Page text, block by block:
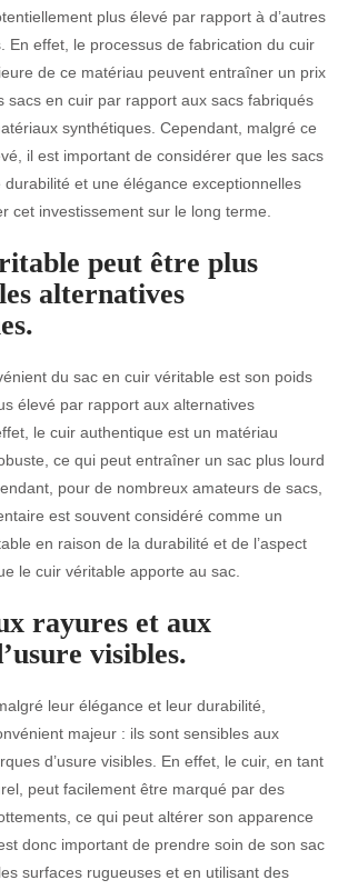
plus élevé par rapport à d’autres
En effet, le processus de fabrication du cuir
de ce matériau peuvent entraîner un prix
sacs en cuir par rapport aux sacs fabriqués
synthétiques. Cependant, malgré ce
il est important de considérer que les sacs
et une élégance exceptionnelles
cet investissement sur le long terme.
peut être plus
alternatives
du sac en cuir véritable est son poids
élevé par rapport aux alternatives
le cuir authentique est un matériau
ce qui peut entraîner un sac plus lourd
pour de nombreux amateurs de sacs,
est souvent considéré comme un
en raison de la durabilité et de l’aspect
le cuir véritable apporte au sac.
rayures et aux
visibles.
leur élégance et leur durabilité,
majeur : ils sont sensibles aux
d’usure visibles. En effet, le cuir, en tant
peut facilement être marqué par des
ce qui peut altérer son apparence
donc important de prendre soin de son sac
surfaces rugueuses et en utilisant des